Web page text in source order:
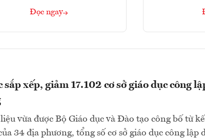
Đọc ngay
sắp xếp, giảm 17.102 cơ sở giáo dục công
vừa được Bộ Giáo dục và Đào tạo công bố từ
34 địa phương, tổng số cơ sở giáo dục công lập